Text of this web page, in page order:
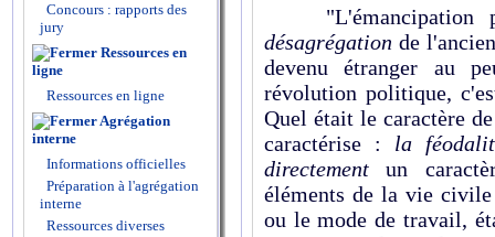
Concours : rapports des
jury
Ressources en
ligne
Ressources en ligne
Agrégation
interne
Informations officielles
Préparation à l'agrégation
interne
Ressources diverses
"L'émancipation
désagrégation de
devenu étranger au
révolution politique,
Quel était le caractère
caractérise : la
directementun
éléments de la vie
ou le mode de travail,